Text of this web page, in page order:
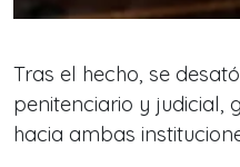
Tras el hecho, se
penitenciario y judicial,
hacia ambas